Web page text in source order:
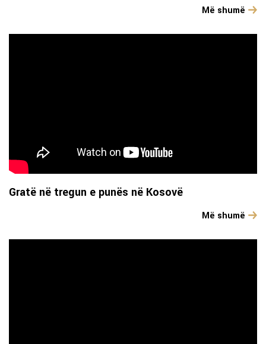
Më shumë
Gratë në tregun e punës në Kosovë
Më shumë